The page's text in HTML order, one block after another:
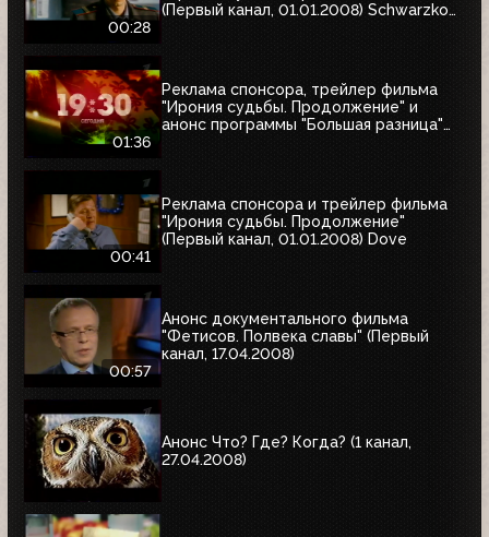
00:28
(Первый канал, 01.01.2008) Schwarzkopf
01:36
Реклама спонсора, трейлер фильма
"Ирония судьбы. Продолжение" и
анонс программы "Большая разница"
00:41
Реклама спонсора и трейлер фильма
"Ирония судьбы. Продолжение"
(Первый канал, 01.01.2008) Dove
00:57
Анонс документального фильма
"Фетисов. Полвека славы" (Первый
канал, 17.04.2008)
Анонс Что? Где? Когда? (1 канал,
27.04.2008)